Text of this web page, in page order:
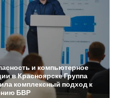
и компьютерное
вКрасноярскеГруппа
комплексный подход к
БВР